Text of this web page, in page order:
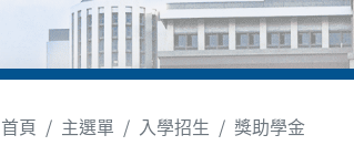
首頁 主選單 入學招生 獎助學金